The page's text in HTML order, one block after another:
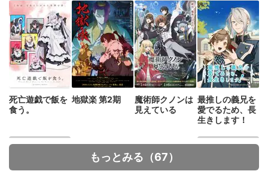
死亡遊戯で飯を
食う。
地獄楽 第2期
魔術師クノンは
見えている
最推しの義兄を
愛でるため、長
生きします！
もっとみる（67）